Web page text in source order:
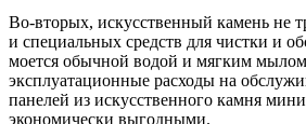
Во-вторых, искусственный камень не
и специальных средств для чистки и
моется обычной водой и мягким
эксплуатационные расходы на
панелей из искусственного камня
экономически выгодными.